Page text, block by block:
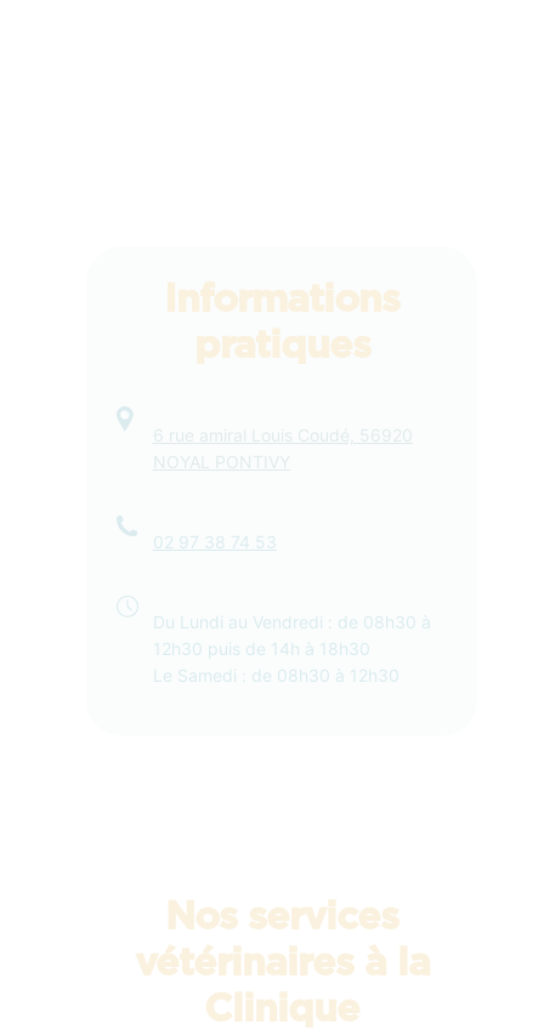
Informations
pratiques
6 rue amiral Louis Coudé, 56920
NOYAL PONTIVY
02 97 38 74 53
Du Lundi au Vendredi : de 08h30 à
12h30 puis de 14h à 18h30
Le Samedi : de 08h30 à 12h30
Nos services
vétérinaires à la
Clinique